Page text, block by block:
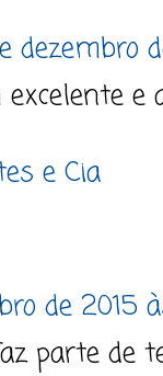
dezembro
e
e Cia
de 2015
parte de